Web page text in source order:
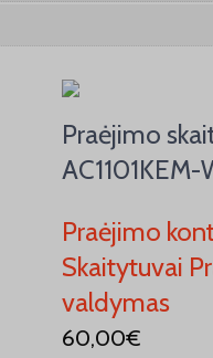
Praėjimo
AC1101KEM-
Praėjimo
Skaitytuvai
valdymas
60,00€